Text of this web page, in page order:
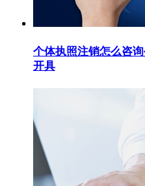
个体执照注销怎么咨
开具